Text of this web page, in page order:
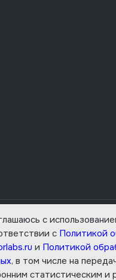
с
с Политикой
и Политикой
, в том числе на
статистическим и
Политика cookies
Политика
Политика